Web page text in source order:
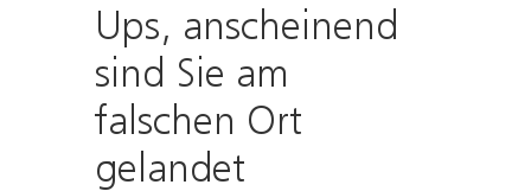
Ups, anscheinend
sind Sie am
falschen Ort
gelandet